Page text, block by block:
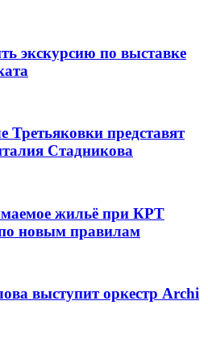
экскурсию по выставке
Третьяковки представят
Стадникова
жильё при КРТ
новым правилам
выступит оркестр Archi